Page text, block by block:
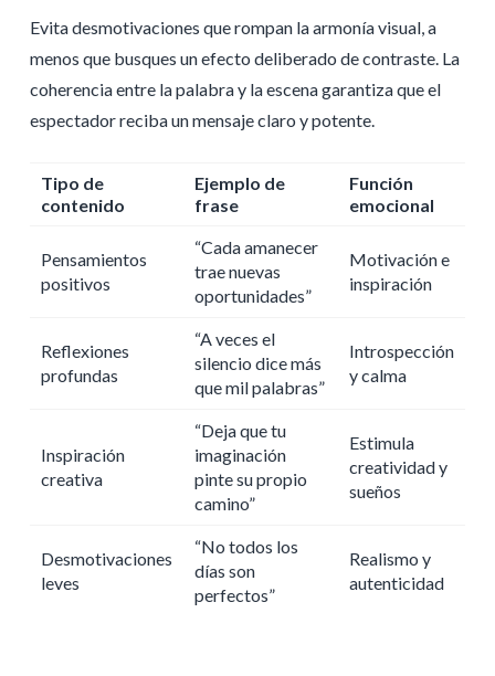
Evita desmotivaciones que rompan la armonía visual, a
menos que busques un efecto deliberado de contraste. La
coherencia entre la palabra y la escena garantiza que el
espectador reciba un mensaje claro y potente.
Tipo de
contenido
Ejemplo de
frase
Función
emocional
Pensamientos
positivos
“Cada amanecer
trae nuevas
oportunidades”
Motivación e
inspiración
Reflexiones
profundas
“A veces el
silencio dice más
que mil palabras”
Introspección
y calma
Inspiración
creativa
“Deja que tu
imaginación
pinte su propio
camino”
Estimula
creatividad y
sueños
Desmotivaciones
leves
“No todos los
días son
perfectos”
Realismo y
autenticidad